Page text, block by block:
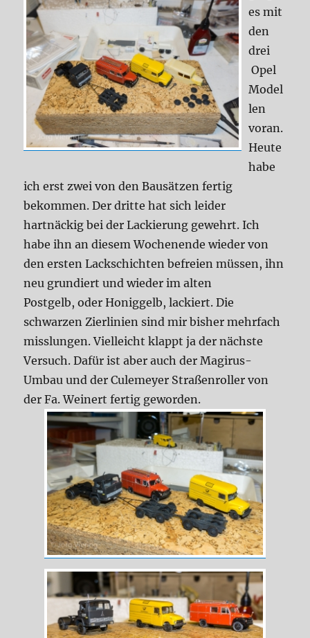
es mit
den
drei
Opel
Model
len
voran.
Heute
habe
ich erst zwei von den Bausätzen fertig
bekommen. Der dritte hat sich leider
hartnäckig bei der Lackierung gewehrt. Ich
habe ihn an diesem Wochenende wieder von
den ersten Lackschichten befreien müssen, ihn
neu grundiert und wieder im alten
Postgelb, oder Honiggelb, lackiert. Die
schwarzen Zierlinien sind mir bisher mehrfach
misslungen. Vielleicht klappt ja der nächste
Versuch. Dafür ist aber auch der Magirus-
Umbau und der Culemeyer Straßenroller von
der Fa. Weinert fertig geworden.